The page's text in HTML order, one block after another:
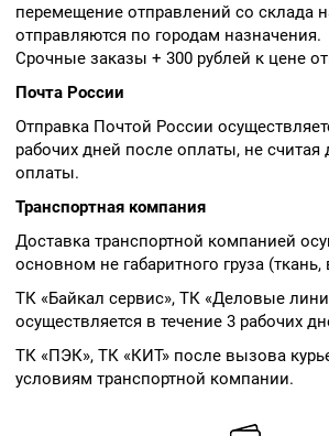
перемещение отправлений со склада
отправляются по городам назначения.
Срочные заказы + 300 рублей к цене
Почта России
Отправка Почтой России
рабочих дней после оплаты, не считая
оплаты.
Транспортная компания
Доставка транспортной компанией
основном не габаритного груза
ТК «Байкал сервис», ТК «Деловые
осуществляется в течение 3 рабочих
ТК «ПЭК», ТК «КИТ» после вызова
условиям транспортной компании.